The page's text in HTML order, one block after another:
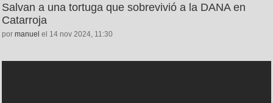
Salvan a una tortuga que sobrevivió a la DANA en
Catarroja
por manuel el 14 nov 2024, 11:30